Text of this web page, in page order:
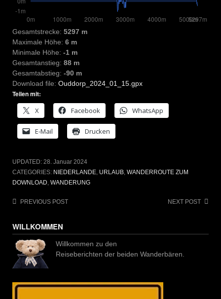
Gesamtstrecke: 5297 m
Maximale Höhe: 6 m
Minimale Höhe: -1 m
Gesamtanstieg: 88 m
Gesamtabstieg: -90 m
Download file: Ouddorp_2024_01_15.gpx
Teilen mit:
X
Facebook WhatsApp
E-Mail Drucken
UPDATED: 28. Januar 2024
CATEGORIES: NIEDERLANDE, URLAUB, WANDERROUTE ZUM
DOWNLOAD, WANDERUNG
PostPREVIOUS POST NEXT POST
WILLKOMMEN
Willkommen zu den
Reiseberichten der beiden Wanderbären.